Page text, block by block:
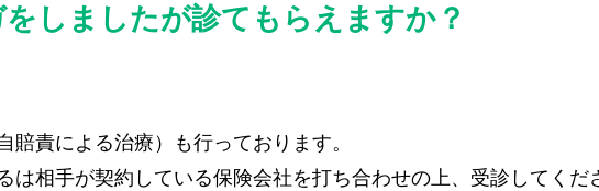
しましたが診てもらえますか？
賠責による治療）も行っております。
は相手が契約している保険会社を打ち合わせの上、受診してくだ